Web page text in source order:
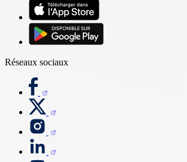
Réseaux sociaux